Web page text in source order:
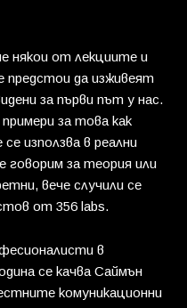
някои от лекциите и
да изживеят
за първи път у нас.
за това как
използва в реални
говорим за теория или
вече случили се
от 356 labs.
в
се качва Саймън
комуникационни